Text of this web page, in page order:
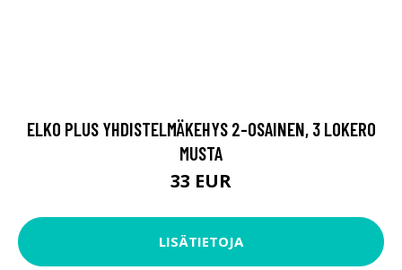
ELKO PLUS YHDISTELMÄKEHYS 2-OSAINEN, 3 LOKERO
MUSTA
33 EUR
LISÄTIETOJA